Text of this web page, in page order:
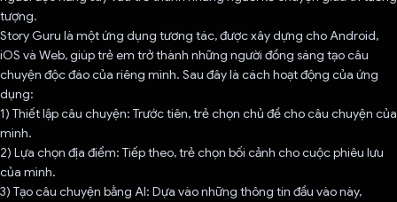
tượng.
Story Guru là một ứng dụng tương tác, được xây dựng cho Android,
iOS và Web, giúp trẻ em trở thành những người đồng sáng tạo câu
chuyện độc đáo của riêng mình. Sau đây là cách hoạt động của ứng
dụng:
1) Thiết lập câu chuyện: Trước tiên, trẻ chọn chủ đề cho câu chuyện của
mình.
2) Lựa chọn địa điểm: Tiếp theo, trẻ chọn bối cảnh cho cuộc phiêu lưu
của mình.
3) Tạo câu chuyện bằng AI: Dựa vào những thông tin đầu vào này,